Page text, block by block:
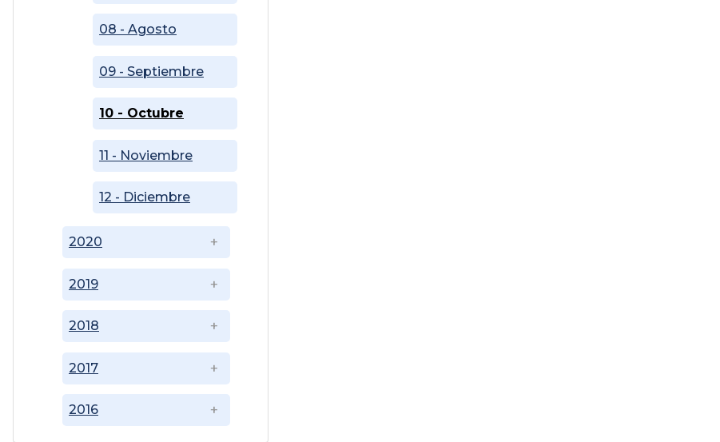
2016
2017
2018
2019
2020
08 - Agosto
09 - Septiembre
10 - Octubre
11 - Noviembre
12 - Diciembre